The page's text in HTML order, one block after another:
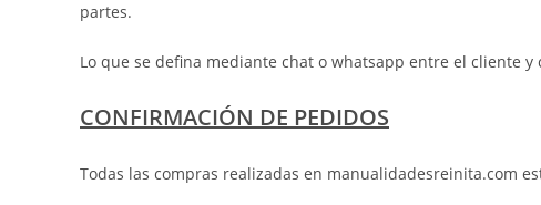
partes.
Lo que se defina mediante chat o whatsapp entre el cliente
CONFIRMACIÓN DE PEDIDOS
Todas las compras realizadas en manualidadesreinita.com